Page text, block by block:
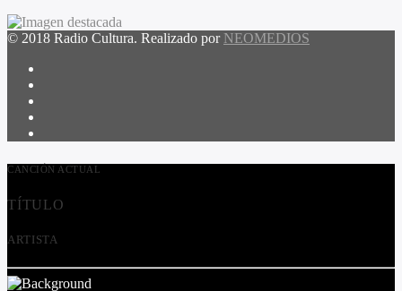
© 2018 Radio Cultura. Realizado por NEOMEDIOS
CANCIÓN ACTUAL
TÍTULO
ARTISTA